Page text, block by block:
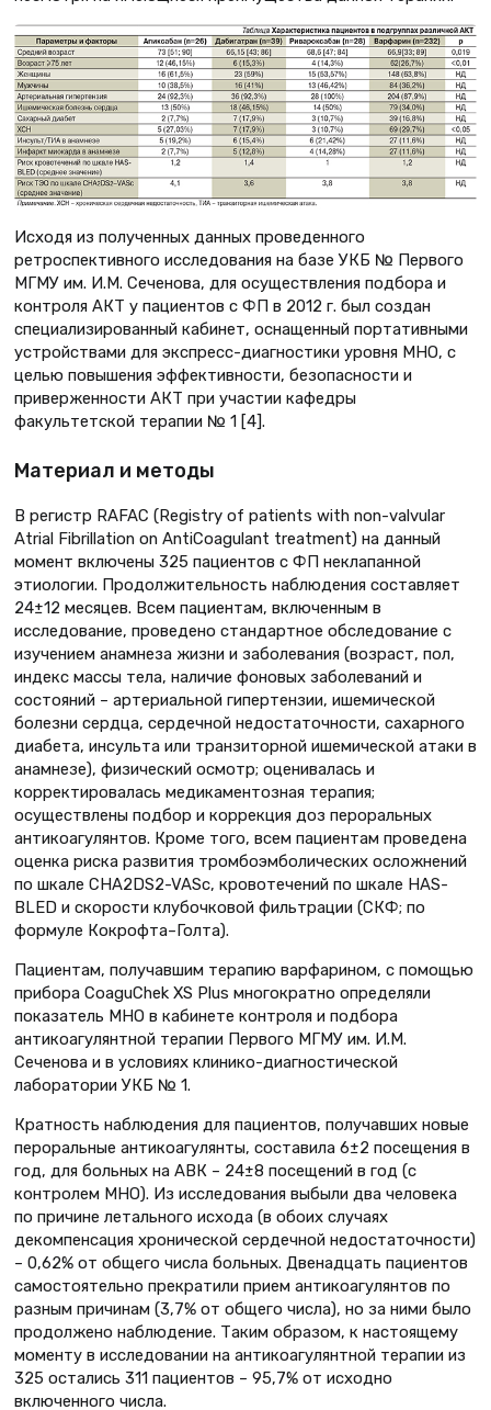
Исходя из полученных данных проведенного
ретроспективного исследования на базе УКБ № Первого
МГМУ им. И.М. Сеченова, для осуществления подбора и
контроля АКТ у пациентов с ФП в 2012 г. был создан
специализированный кабинет, оснащенный портативными
устройствами для экспресс-диагностики уровня МНО, с
целью повышения эффективности, безопасности и
приверженности АКТ при участии кафедры
факультетской терапии № 1 [4].
Материал и методы
В регистр RAFAС (Registry of patients with non-valvular
Atrial Fibrillation on AntiCoagulant treatment) на данный
момент включены 325 пациентов с ФП неклапанной
этиологии. Продолжительность наблюдения составляет
24±12 месяцев. Всем пациентам, включенным в
исследование, проведено стандартное обследование с
изучением анамнеза жизни и заболевания (возраст, пол,
индекс массы тела, наличие фоновых заболеваний и
состояний – артериальной гипертензии, ишемической
болезни сердца, сердечной недостаточности, сахарного
диабета, инсульта или транзиторной ишемической атаки в
анамнезе), физический осмотр; оценивалась и
корректировалась медикаментозная терапия;
осуществлены подбор и коррекция доз пероральных
антикоагулянтов. Кроме того, всем пациентам проведена
оценка риска развития тромбоэмболических осложнений
по шкале CHA2DS2-VASс, кровотечений по шкале HAS-
BLED и скорости клубочковой фильтрации (СКФ; по
формуле Кокрофта–Голта).
Пациентам, получавшим терапию варфарином, с помощью
прибора CoaguChek XS Plus многократно определяли
показатель МНО в кабинете контроля и подбора
антикоагулянтной терапии Первого МГМУ им. И.М.
Сеченова и в условиях клинико-диагностической
лаборатории УКБ № 1.
Кратность наблюдения для пациентов, получавших новые
пероральные антикоагулянты, составила 6±2 посещения в
год, для больных на АВК – 24±8 посещений в год (с
контролем МНО). Из исследования выбыли два человека
по причине летального исхода (в обоих случаях
декомпенсация хронической сердечной недостаточности)
– 0,62% от общего числа больных. Двенадцать пациентов
самостоятельно прекратили прием антикоагулянтов по
разным причинам (3,7% от общего числа), но за ними было
продолжено наблюдение. Таким образом, к настоящему
моменту в исследовании на антикоагулянтной терапии из
325 остались 311 пациентов – 95,7% от исходно
включенного числа.